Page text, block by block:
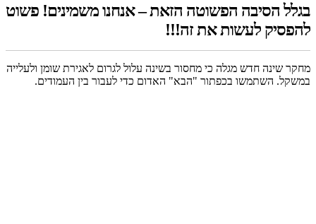
בגלל הסיבה הפשוטה הזאת – אנחנו משמינים! פשוט
להפסיק לעשות את זה!!!
מחקר שינה חדש מגלה כי מחסור בשינה עלול לגרום לאגירת שומן ולעלייה
במשקל. השתמשו בכפתור "הבא" האדום כדי לעבור בין העמודים.